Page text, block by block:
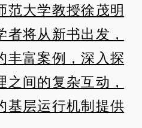
范大学教授徐茂明
者将从新书出发，
丰富案例，深入探
间的复杂互动，
基层运行机制提供